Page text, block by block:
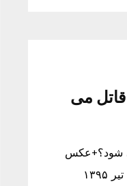
می
شود؟+عکس
زمان دریافت خبر: جمعه ۱۸ تیر ۱۳۹۵